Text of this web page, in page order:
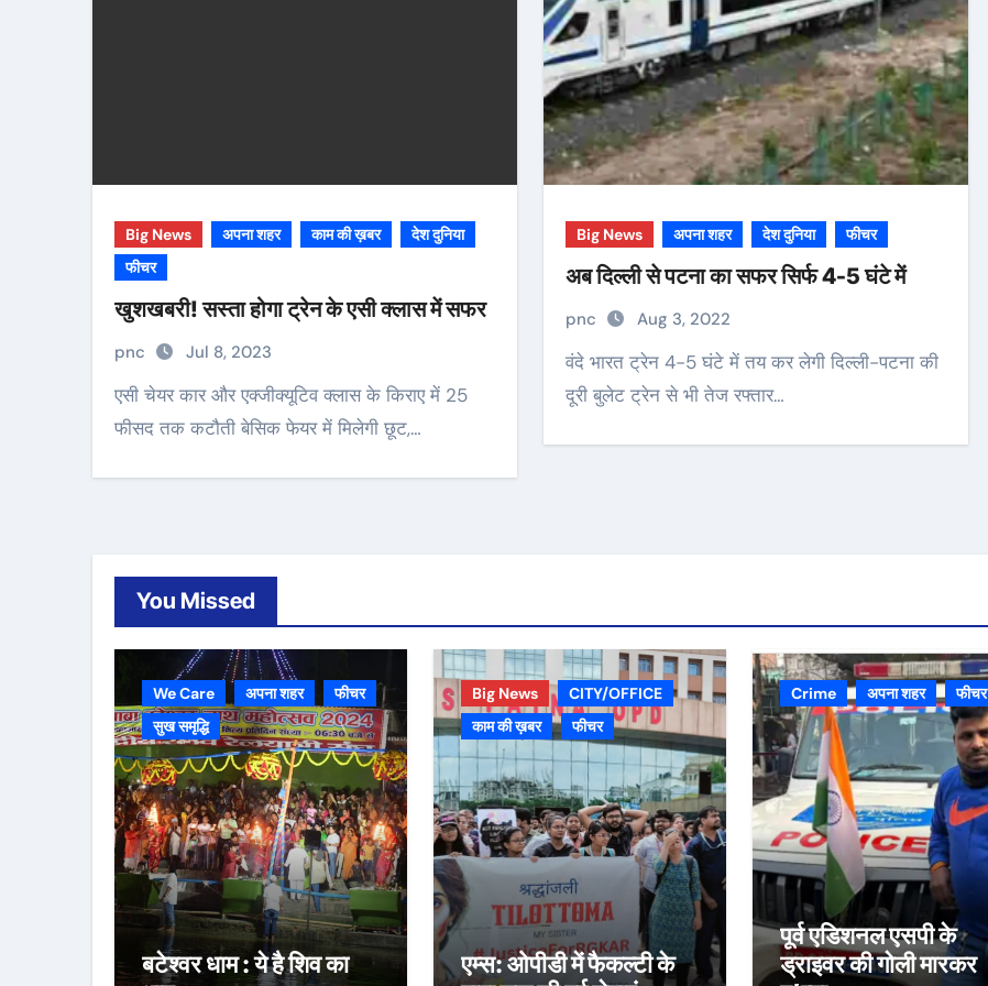
Big News अपना शहर काम की ख़बर
देश दुनिया
फीचर
खुशखबरी! सस्ता होगा ट्रेन के एसी क्लास में सफर
pnc Jul 8, 2023
एसी चेयर कार और एक्जीक्यूटिव क्लास के किराए में 25
फीसद तक कटौती बेसिक फेयर में मिलेगी छूट,…
Big News अपना शहर देश दुनिया फीचर
अब दिल्ली से पटना का सफर सिर्फ 4-5 घंटे में
pnc Aug 3, 2022
वंदे भारत ट्रेन 4-5 घंटे में तय कर लेगी दिल्ली-पटना की
दूरी बुलेट ट्रेन से भी तेज रफ्तार…
You Missed
We Care अपना शहर
फीचर
सुख समृद्धि
बटेश्वर धाम : ये है शिव का
Big News
CITY/OFFICE
काम की ख़बर
फीचर
एम्स: ओपीडी में फैकल्टी के
Crime अपना शहर फीचर
पूर्व एडिशनल एसपी के
ड्राइवर की गोली मारकर